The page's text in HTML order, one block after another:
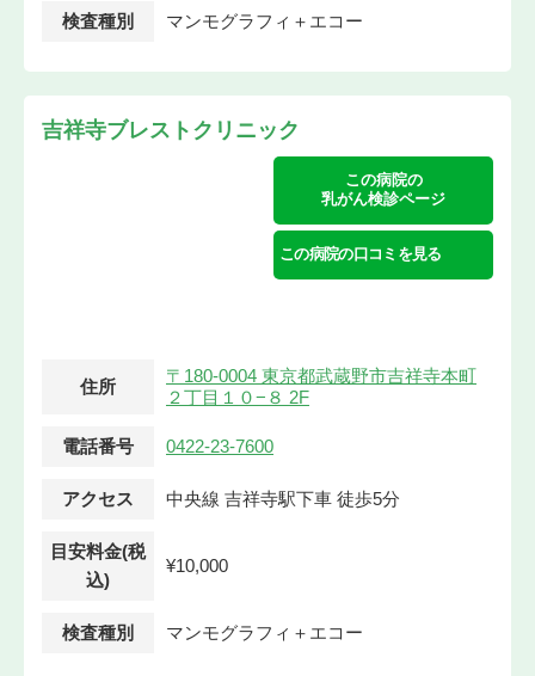
検査種別 マンモグラフィ＋エコー
吉祥寺ブレストクリニック
この病院の
乳がん検診ページ
この病院の口コミを見る
住所
〒180-0004 東京都武蔵野市吉祥寺本町
２丁目１０−８ 2F
電話番号 0422-23-7600
アクセス 中央線 吉祥寺駅下車 徒歩5分
目安料金(税
込)
¥10,000
検査種別 マンモグラフィ＋エコー